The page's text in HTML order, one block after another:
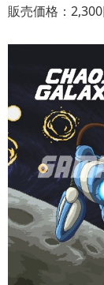
販売価格：2,300